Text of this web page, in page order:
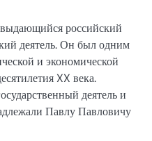
российский
деятель. Он был одним
и экономической
XX века.
деятель и
Павлу Павловичу